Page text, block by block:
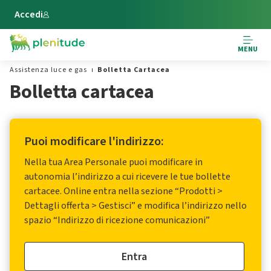
Vai al contenuto principale
Accedi
MENU
Assistenza luce e gas
Bolletta Cartacea
Bolletta cartacea
Puoi modificare l'indirizzo:
Nella tua Area Personale puoi modificare in
autonomia l’indirizzo a cui ricevere le tue bollette
cartacee. Online entra nella sezione “Prodotti >
Dettagli offerta > Gestisci” e modifica l’indirizzo nello
spazio “Indirizzo di ricezione comunicazioni”
Entra